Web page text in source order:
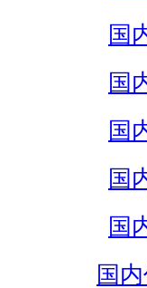
国
国
国
国
国
国